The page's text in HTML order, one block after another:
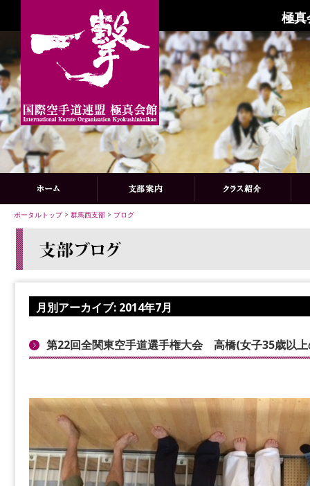
極真
ポータルトップ> 群馬西支部 > ブログ
月別アーカイブ: 2014年7月
第22回全関東空手道選手権大会 高橋(女子35歳以上